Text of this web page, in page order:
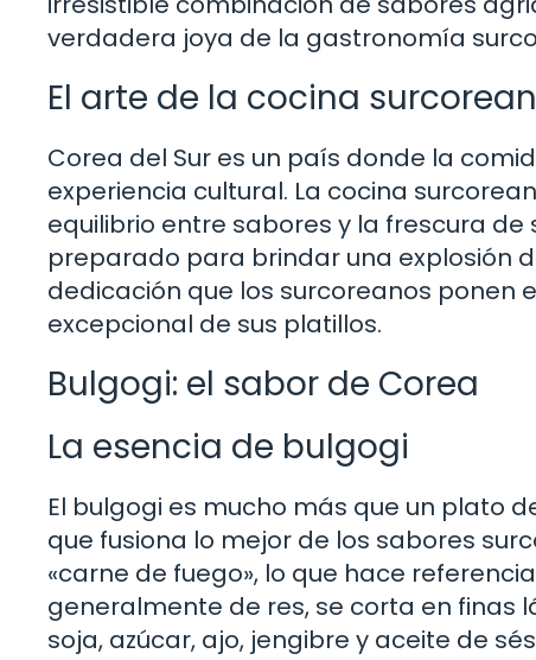
verdadera joya de la gastronomía
El arte de la cocina
Corea del Sur es un país donde la
experiencia cultural. La cocina
equilibrio entre sabores y la frescura
preparado para brindar una explosión
dedicación que los surcoreanos ponen
excepcional de sus platillos.
Bulgogi: el sabor de Corea
La esencia de bulgogi
El bulgogi es mucho más que un plato
que fusiona lo mejor de los sabores
«carne de fuego», lo que hace
generalmente de res, se corta en finas
soja, azúcar, ajo, jengibre y aceite de